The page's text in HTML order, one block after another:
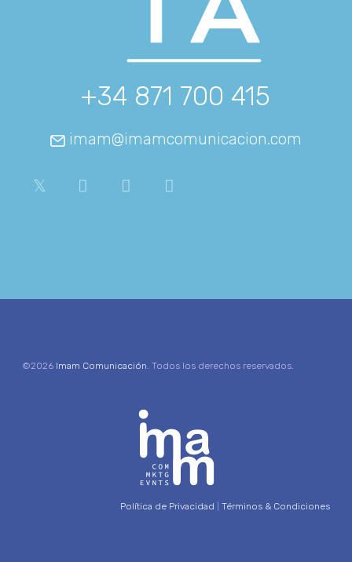
+34 871 700 415
imam@imamcomunicacion.com
©2026 Imam Comunicación. Todos los derechos reservados.
Política de Privacidad Términos & Condiciones